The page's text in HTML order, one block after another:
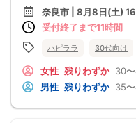
参加者はほぼ30代〜40代半ばの方
年齢が近いからこそ、会話が弾み
「気を使わず自然体で話せる出会い
忙しい日常を少し忘れて、ゆった
初参加の方でも安心して馴染める、
「まずはお友達から仲良くなりたい
「気になる人とカフェや納涼デート
どこか懐かしい空気感の中で皆さ
奈良市 | 8月8日(土)
受付終了まで11時間
ハピララ 30代向け
女性 残りわずか 30
男性 残りわずか 35